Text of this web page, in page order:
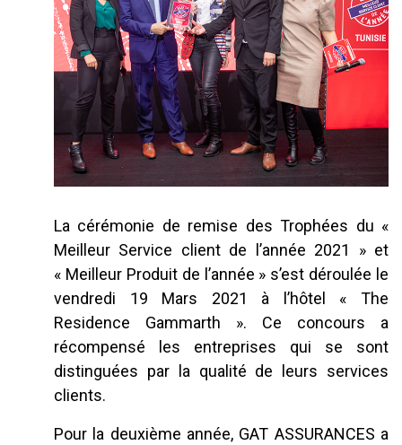
La cérémonie de remise des Trophées du «
Meilleur Service client de l’année 2021 » et
« Meilleur Produit de l’année » s’est déroulée le
vendredi 19 Mars 2021 à l’hôtel « The
Residence Gammarth ». Ce concours a
récompensé les entreprises qui se sont
distinguées par la qualité de leurs services
clients.
Pour la deuxième année, GAT ASSURANCES a